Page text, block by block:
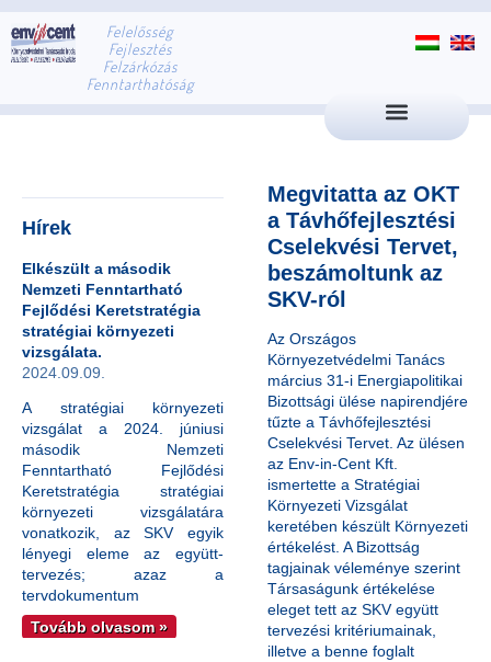
Felelősség
Fejlesztés
Felzárkózás
Fenntarthatóság
Hírek
Elkészült a második
Nemzeti Fenntartható
Fejlődési Keretstratégia
stratégiai környezeti
vizsgálata.
2024.09.09.
A stratégiai környezeti
vizsgálat a 2024. júniusi
második Nemzeti
Fenntartható Fejlődési
Keretstratégia stratégiai
környezeti vizsgálatára
vonatkozik, az SKV egyik
lényegi eleme az együtt-
tervezés; azaz a
tervdokumentum
Tovább olvasom »
Megvitatta az OKT
a Távhőfejlesztési
Cselekvési Tervet,
beszámoltunk az
SKV-ról
Az Országos
Környezetvédelmi Tanács
március 31-i Energiapolitikai
Bizottsági ülése napirendjére
tűzte a Távhőfejlesztési
Cselekvési Tervet. Az ülésen
az Env-in-Cent Kft.
ismertette a Stratégiai
Környezeti Vizsgálat
keretében készült Környezeti
értékelést. A Bizottság
tagjainak véleménye szerint
Társaságunk értékelése
eleget tett az SKV együtt
tervezési kritériumainak,
illetve a benne foglalt